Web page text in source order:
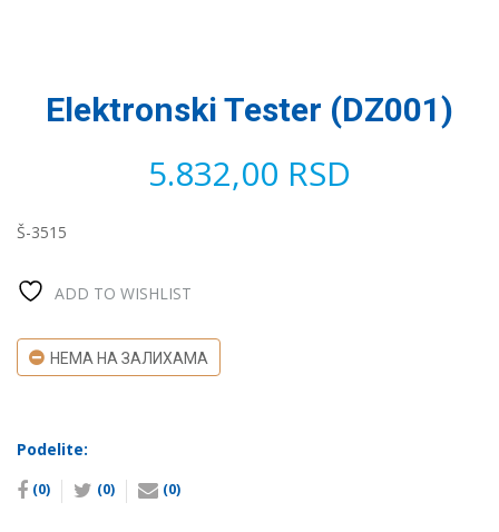
Elektronski Tester (DZ001)
5.832,00 RSD
Š-3515
ADD TO WISHLIST
НЕМА НА ЗАЛИХАМА
Podelite:
(0) (0) (0)